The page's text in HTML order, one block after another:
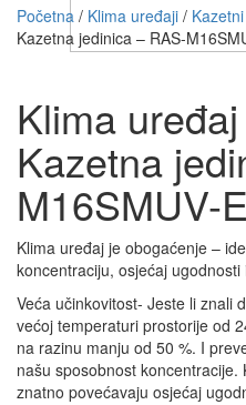
Početna / Klima uređaji /
Kazetna jedinica – RAS-
Klima
Kazetna
M16SMUV-E
Klima uređaj je obogaćenje –
koncentraciju, osjećaj
Veća učinkovitost- Jeste li znali
većoj temperaturi prostorije od
na razinu manju od 50 %. I
našu sposobnost
znatno povećavaju osjećaj